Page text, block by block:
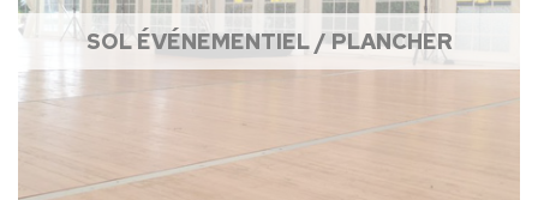
SOL ÉVÉNEMENTIEL / PLANCHER